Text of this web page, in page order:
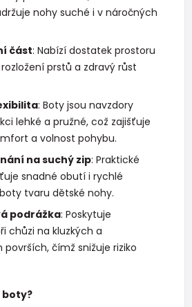
nohy suché i v náročných
část: Nabízí dostatek prostoru
prstů a zdravý růst
: Boty jsou navzdory
lehké a pružné, což zajišťuje
a volnost pohybu.
na suchý zip: Praktické
snadné obutí i rychlé
tvaru dětské nohy.
podrážka: Poskytuje
chůzi na kluzkých a
čímž snižuje riziko
boty?